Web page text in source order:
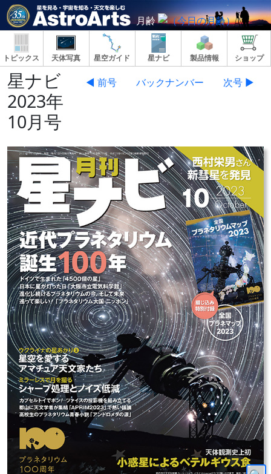
月齢
トピックス 天体写真 星空ガイド 星ナビ 製品情報 ショップ
星ナビ
2023年
10月号
◀ 前号 バックナンバー 次号 ▶